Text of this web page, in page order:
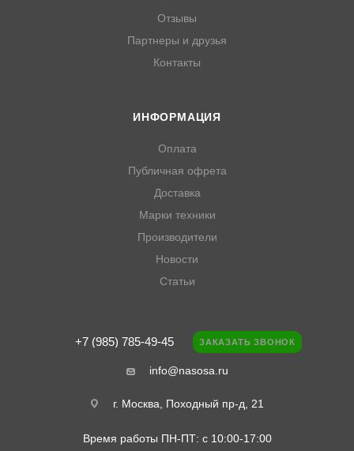
Отзывы
Партнеры и друзья
Контакты
ИНФОРМАЦИЯ
Оплата
Публичная офрета
Доставка
Марки техники
Производители
Новости
Статьи
+7 (985) 785-49-45 ЗАКАЗАТЬ ЗВОНОК
info@nasosa.ru
г. Москва, Походный пр-д, 21
Время работы ПН-ПТ: с 10:00-17:00